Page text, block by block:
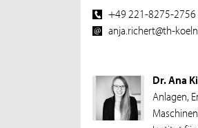
+49 221-8275-2756
anja.richert@th-
Dr. Ana
Anlagen,